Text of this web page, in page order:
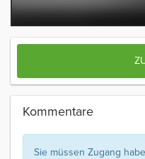
Kommentare
Sie müssen Zugang